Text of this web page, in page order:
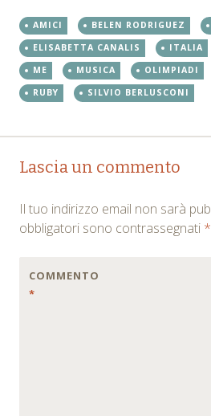
AMICI BELEN RODRIGUEZ
ELISABETTA CANALIS
ITALIA
ME
MUSICA OLIMPIADI
RUBY
SILVIO BERLUSCONI
Post
Lascia un commento
Il tuo indirizzo email non sarà
obbligatori sono contrassegnati *
COMMENTO
*